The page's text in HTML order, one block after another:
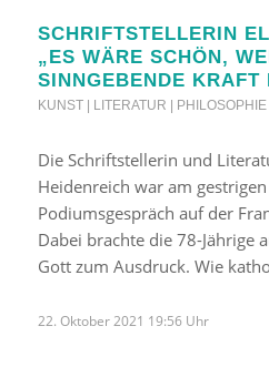
SCHRIFTSTELLERIN
„ES WÄRE SCHÖN,
SINNGEBENDE KRAFT
KUNST | LITERATUR | PHILOSOPHIE
Die Schriftstellerin und
Heidenreich war am
Podiumsgespräch auf der
Dabei brachte die 78-Jährige
Gott zum Ausdruck. Wie
22. Oktober 2021 19:56 Uhr